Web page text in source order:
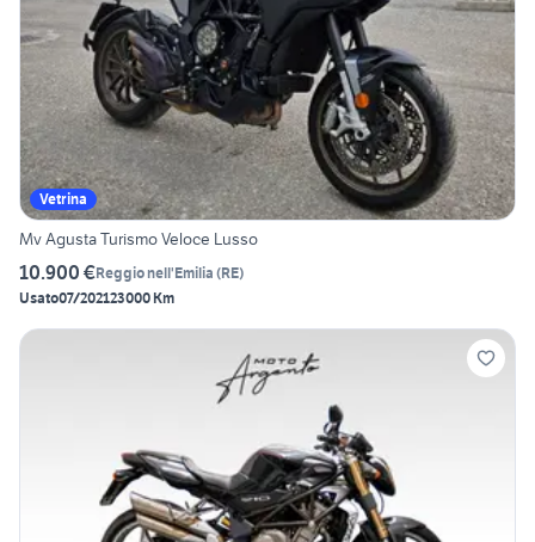
Vetrina
Mv Agusta Turismo Veloce Lusso
10.900 €Reggio nell'Emilia (RE)
Usato07/202123000 Km